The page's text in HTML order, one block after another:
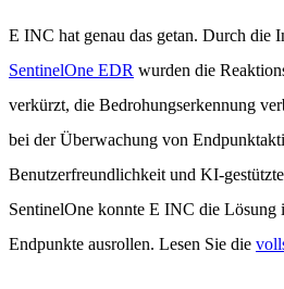
E INC hat genau das getan. Durch die
SentinelOne EDR wurden die
verkürzt, die Bedrohungserkennung
bei der Überwachung von
Benutzerfreundlichkeit und KI-
SentinelOne konnte E INC die Lösung
Endpunkte ausrollen. Lesen Sie die